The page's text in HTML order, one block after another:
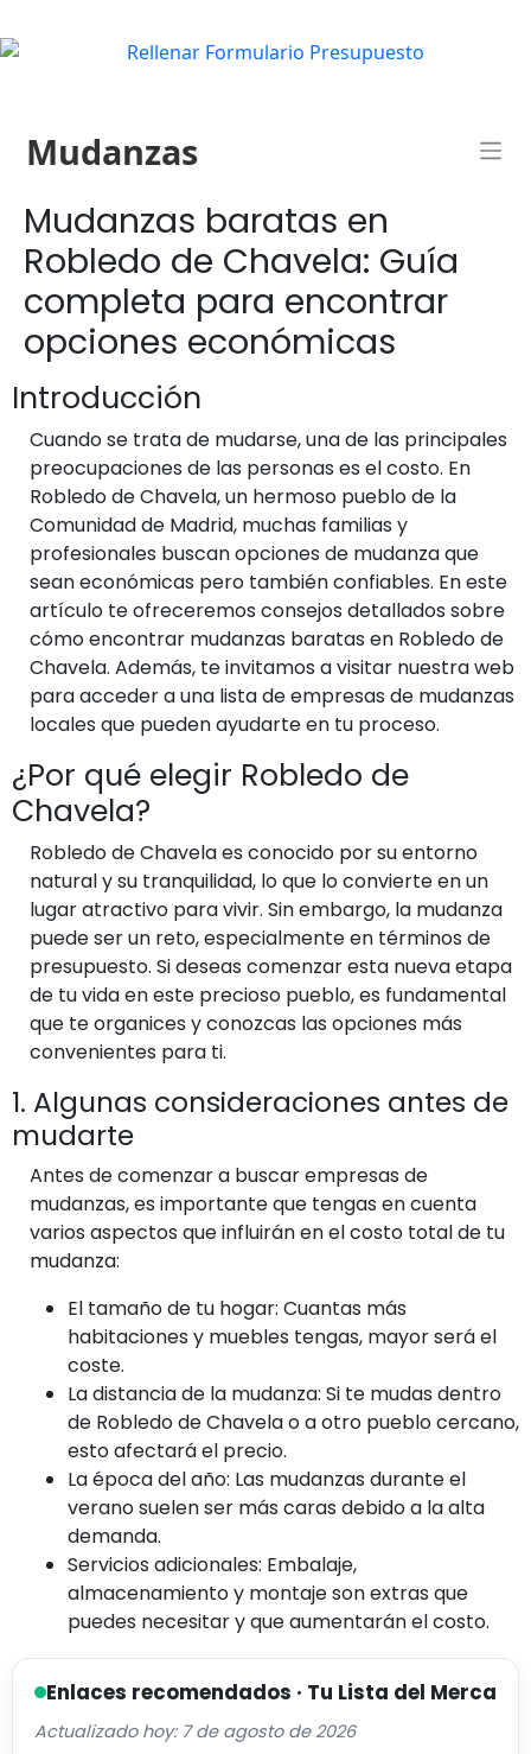
Mudanzas
Mudanzas baratas en
Robledo de Chavela: Guía
completa para encontrar
opciones económicas
Introducción
Cuando se trata de mudarse, una de las principales
preocupaciones de las personas es el costo. En
Robledo de Chavela, un hermoso pueblo de la
Comunidad de Madrid, muchas familias y
profesionales buscan opciones de mudanza que
sean económicas pero también confiables. En este
artículo te ofreceremos consejos detallados sobre
cómo encontrar mudanzas baratas en Robledo de
Chavela. Además, te invitamos a visitar nuestra web
para acceder a una lista de empresas de mudanzas
locales que pueden ayudarte en tu proceso.
¿Por qué elegir Robledo de
Chavela?
Robledo de Chavela es conocido por su entorno
natural y su tranquilidad, lo que lo convierte en un
lugar atractivo para vivir. Sin embargo, la mudanza
puede ser un reto, especialmente en términos de
presupuesto. Si deseas comenzar esta nueva etapa
de tu vida en este precioso pueblo, es fundamental
que te organices y conozcas las opciones más
convenientes para ti.
1. Algunas consideraciones antes de
mudarte
Antes de comenzar a buscar empresas de
mudanzas, es importante que tengas en cuenta
varios aspectos que influirán en el costo total de tu
mudanza:
El tamaño de tu hogar: Cuantas más
habitaciones y muebles tengas, mayor será el
coste.
La distancia de la mudanza: Si te mudas dentro
de Robledo de Chavela o a otro pueblo cercano,
esto afectará el precio.
La época del año: Las mudanzas durante el
verano suelen ser más caras debido a la alta
demanda.
Servicios adicionales: Embalaje,
almacenamiento y montaje son extras que
puedes necesitar y que aumentarán el costo.
Enlaces recomendados · Tu Lista del Merca
Actualizado hoy: 7 de agosto de 2026